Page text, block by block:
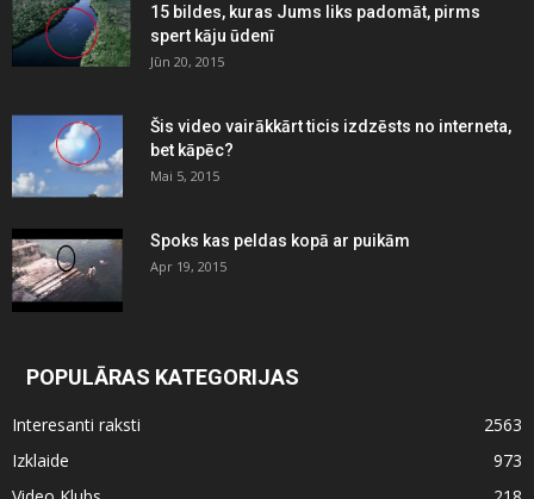
15 bildes, kuras Jums liks padomāt, pirms
spert kāju ūdenī
Jūn 20, 2015
Šis video vairākkārt ticis izdzēsts no interneta,
bet kāpēc?
Mai 5, 2015
Spoks kas peldas kopā ar puikām
Apr 19, 2015
POPULĀRAS KATEGORIJAS
Interesanti raksti
2563
Izklaide
973